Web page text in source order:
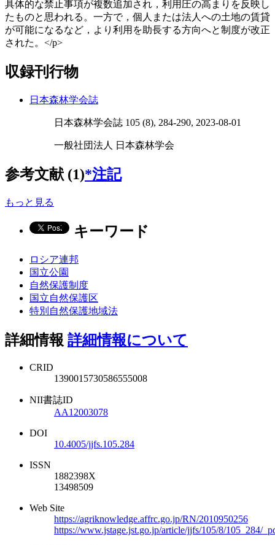
具体的な禁止事項が複数追加され，利用圧の高まりを反映し
たものと思われる。一方で，個人または法人への土地の賃貸
が可能になるなど，より利用を助長する方向へと制度が改正
された。</p>
収録刊行物
日本森林学会誌
日本森林学会誌 105 (8), 284-290, 2023-08-01
一般社団法人 日本森林学会
参考文献 (1)*注記
もっと見る
キーワード
ロシア連邦
国立公園
自然保護制度
国立自然保護区
特別自然保護地域法
詳細情報 詳細情報について
CRID
1390015730586555008
NII書誌ID
AA12003078
DOI
10.4005/jjfs.105.284
ISSN
1882398X
13498509
Web Site
https://agriknowledge.affrc.go.jp/RN/2010950256
https://www.jstage.jst.go.jp/article/jjfs/105/8/105_284/